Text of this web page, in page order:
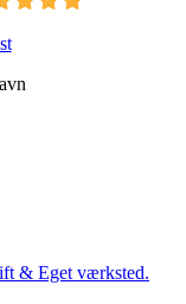
& Eget værksted.